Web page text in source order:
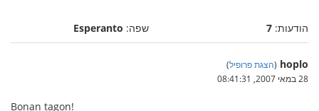
הודעות: 7 שפה: Esperanto
hoplo
(הצגת פרופיל)
28 במאי 2007, 08:41:31
Bonan tagon!